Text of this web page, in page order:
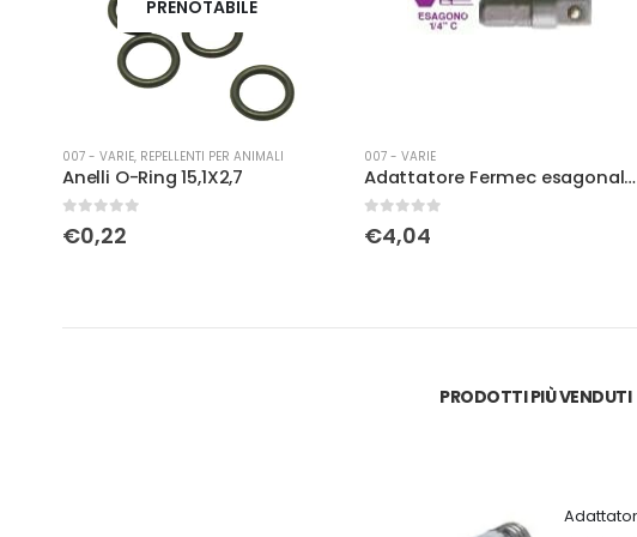
PRENOTABILE
007 - VARIE, REPELLENTI PER ANIMALI
Anelli O-Ring 15,1X2,7
Su 5
€0,22
007 - VARIE
Adattatore Fermec esagonale 1/4
Su 5
€4,04
PRODOTTI PIÙ VENDUTI